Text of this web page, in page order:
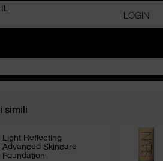
LOGIN
simili
Light Reflecting
Advanced Skincare
Foundation